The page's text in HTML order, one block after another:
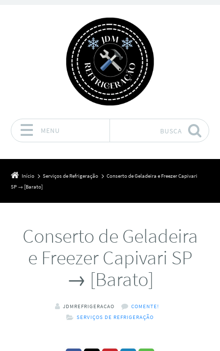
MENU BUSCA
Início Serviços de Refrigeração
Conserto de Geladeira e Freezer Capivari
SP → [Barato]
Conserto de Geladeira
e Freezer Capivari SP
→ [Barato]
JDMREFRIGERACAO
COMENTE!
SERVIÇOS DE REFRIGERAÇÃO